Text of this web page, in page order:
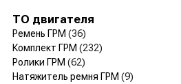
ТО двигателя
Ремень ГРМ (36)
Комплект ГРМ (232)
Ролики ГРМ (62)
Натяжитель ремня ГРМ (9)